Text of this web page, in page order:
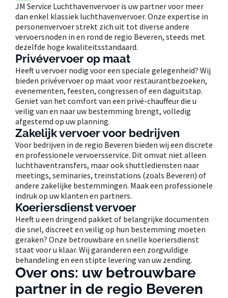
JM Service Luchthavenvervoer is uw partner voor meer
dan enkel klassiek luchthavenvervoer. Onze expertise in
personenvervoer strekt zich uit tot diverse andere
vervoersnoden in en rond de regio Beveren, steeds met
dezelfde hoge kwaliteitsstandaard.
Privévervoer op maat
Heeft u vervoer nodig voor een speciale gelegenheid? Wij
bieden privévervoer op maat voor restaurantbezoeken,
evenementen, feesten, congressen of een daguitstap.
Geniet van het comfort van een privé-chauffeur die u
veilig van en naar uw bestemming brengt, volledig
afgestemd op uw planning.
Zakelijk vervoer voor bedrijven
Voor bedrijven in de regio Beveren bieden wij een discrete
en professionele vervoersservice. Dit omvat niet alleen
luchthaventransfers, maar ook shuttlediensten naar
meetings, seminaries, treinstations (zoals Beveren) of
andere zakelijke bestemmingen. Maak een professionele
indruk op uw klanten en partners.
Koeriersdienst vervoer
Heeft u een dringend pakket of belangrijke documenten
die snel, discreet en veilig op hun bestemming moeten
geraken? Onze betrouwbare en snelle koeriersdienst
staat voor u klaar. Wij garanderen een zorgvuldige
behandeling en een stipte levering van uw zending.
Over ons: uw betrouwbare
partner in de regio Beveren